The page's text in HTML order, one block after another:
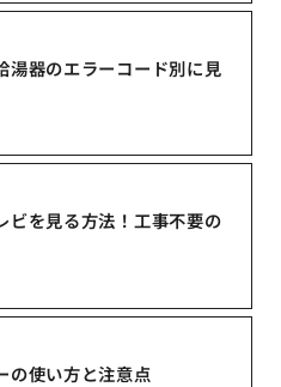
湯器のエラーコード別に見
ビを見る方法！工事不要の
の使い方と注意点